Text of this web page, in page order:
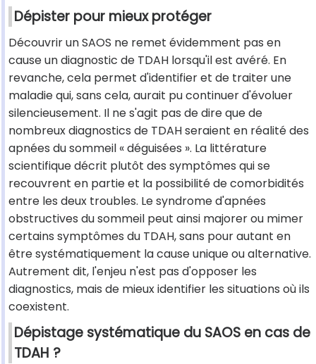
Dépister pour mieux protéger
Découvrir un SAOS ne remet évidemment pas en
cause un diagnostic de TDAH lorsqu'il est avéré. En
revanche, cela permet d'identifier et de traiter une
maladie qui, sans cela, aurait pu continuer d'évoluer
silencieusement. Il ne s'agit pas de dire que de
nombreux diagnostics de TDAH seraient en réalité des
apnées du sommeil « déguisées ». La littérature
scientifique décrit plutôt des symptômes qui se
recouvrent en partie et la possibilité de comorbidités
entre les deux troubles. Le syndrome d'apnées
obstructives du sommeil peut ainsi majorer ou mimer
certains symptômes du TDAH, sans pour autant en
être systématiquement la cause unique ou alternative.
Autrement dit, l'enjeu n'est pas d'opposer les
diagnostics, mais de mieux identifier les situations où ils
coexistent.
Dépistage systématique du SAOS en cas de
TDAH ?